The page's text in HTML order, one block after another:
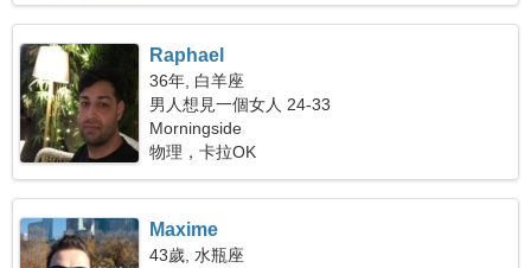
Raphael
36年, 白羊座
男人想見一個女人 24-33
Morningside
物理，卡拉OK
Maxime
43歲, 水瓶座